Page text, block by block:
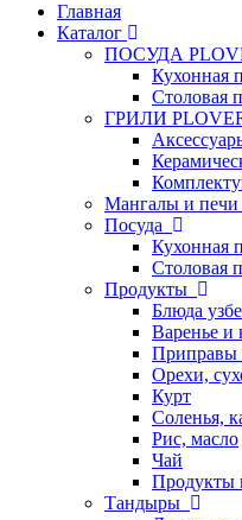
Главная
Каталог
ПОСУДА
Кухонная
Столовая
ГРИЛИ
Мангалы и печи
Посуда
Кухонная
Столовая
Продукты
Блюда
Варенье и
Приправы
Орехи,
Курт
Соленья,
Рис, масло
Чай
Продукты
Тандыры